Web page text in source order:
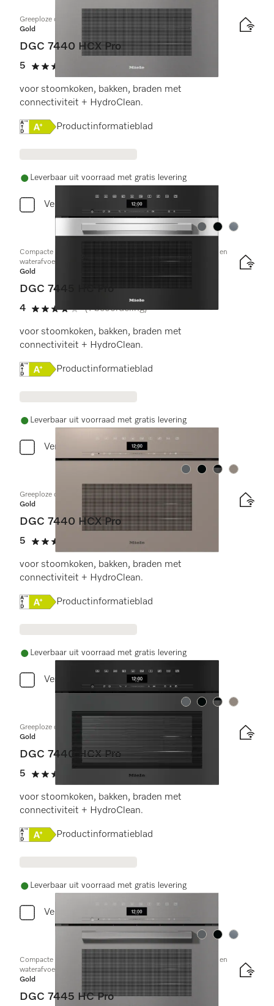
Greeploze compacte combi-stoomoven
Gold
DGC 7440 HCX Pro
5
5 sterren op 5
(2 beoordelingen)
voor stoomkoken, bakken, braden met
connectiviteit + HydroClean.
Online Label Flag, Energielabel
Productinformatieblad
Leverbaar uit voorraad met gratis levering
Vergelijken
Kleur:Kleur:Kleur:
Compacte combi-stoomoven met aansluiting voor vers water en
waterafvoer
Gold
DGC 7445 HC Pro
4
4 sterren op 5
(1 beoordeling)
voor stoomkoken, bakken, braden met
connectiviteit + HydroClean.
Online Label Flag, Energielabel
Productinformatieblad
Leverbaar uit voorraad met gratis levering
Vergelijken
Kleur:Kleur:Kleur:Kleur:
Greeploze compacte combi-stoomoven
Gold
DGC 7440 HCX Pro
5
5 sterren op 5
(2 beoordelingen)
voor stoomkoken, bakken, braden met
connectiviteit + HydroClean.
Online Label Flag, Energielabel
Productinformatieblad
Leverbaar uit voorraad met gratis levering
Vergelijken
Kleur:Kleur:Kleur:Kleur:
Greeploze compacte combi-stoomoven
Gold
DGC 7440 HCX Pro
5
5 sterren op 5
(2 beoordelingen)
voor stoomkoken, bakken, braden met
connectiviteit + HydroClean.
Online Label Flag, Energielabel
Productinformatieblad
Leverbaar uit voorraad met gratis levering
Vergelijken
Kleur:Kleur:Kleur:
Compacte combi-stoomoven met aansluiting voor vers water en
waterafvoer
Gold
DGC 7445 HC Pro